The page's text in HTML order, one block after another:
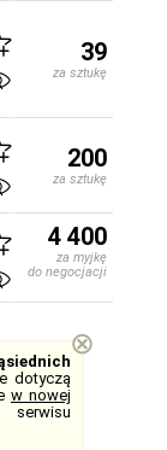
39
za sztukę
200
za sztukę
4 400
za myjkę
do negocjacji
dotyczą
w nowej
⊗